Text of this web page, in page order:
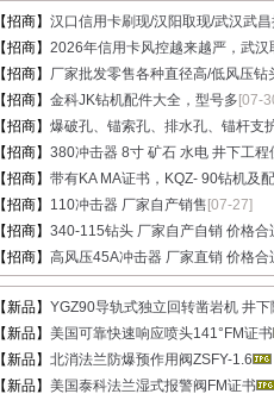
【招商】 汉口信用卡刷现/汉阳取现/武汉武昌
【招商】 2026年信用卡风控越来越严，武汉
【招商】 厂家批发零售各种直径高/低风压钻
【招商】 金科JK钻机配件大全，型号多 [07-
【招商】 爆破孔、锚索孔、排水孔、锚杆支
【招商】 380冲击器 8寸 矿石 水电 井下工程
【招商】 带有KA MA证书，KQZ- 90钻机及
【招商】 110冲击器 厂家自产销售 [07-27]
【招商】 340-115钻头 厂家自产自销 价格合
【招商】 高风压45A冲击器 厂家直销 价格合
【新品】 YGZ90导轨式独立回转凿岩机 井下
【新品】 美国可靠快速响应喷头141°FM证书
【新品】 北消法兰防爆预作用阀ZSFY-1.6
【新品】 美国泰科法兰湿式报警阀FM证书